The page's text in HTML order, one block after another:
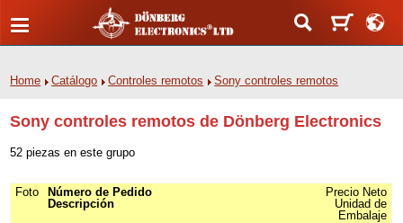
Home Catálogo Controles remotos Sony controles remotos
Sony controles remotos de Dönberg Electronics
52 piezas en este grupo
Foto
Número de Pedido
Descripción
Precio Neto
Unidad de
Embalaje